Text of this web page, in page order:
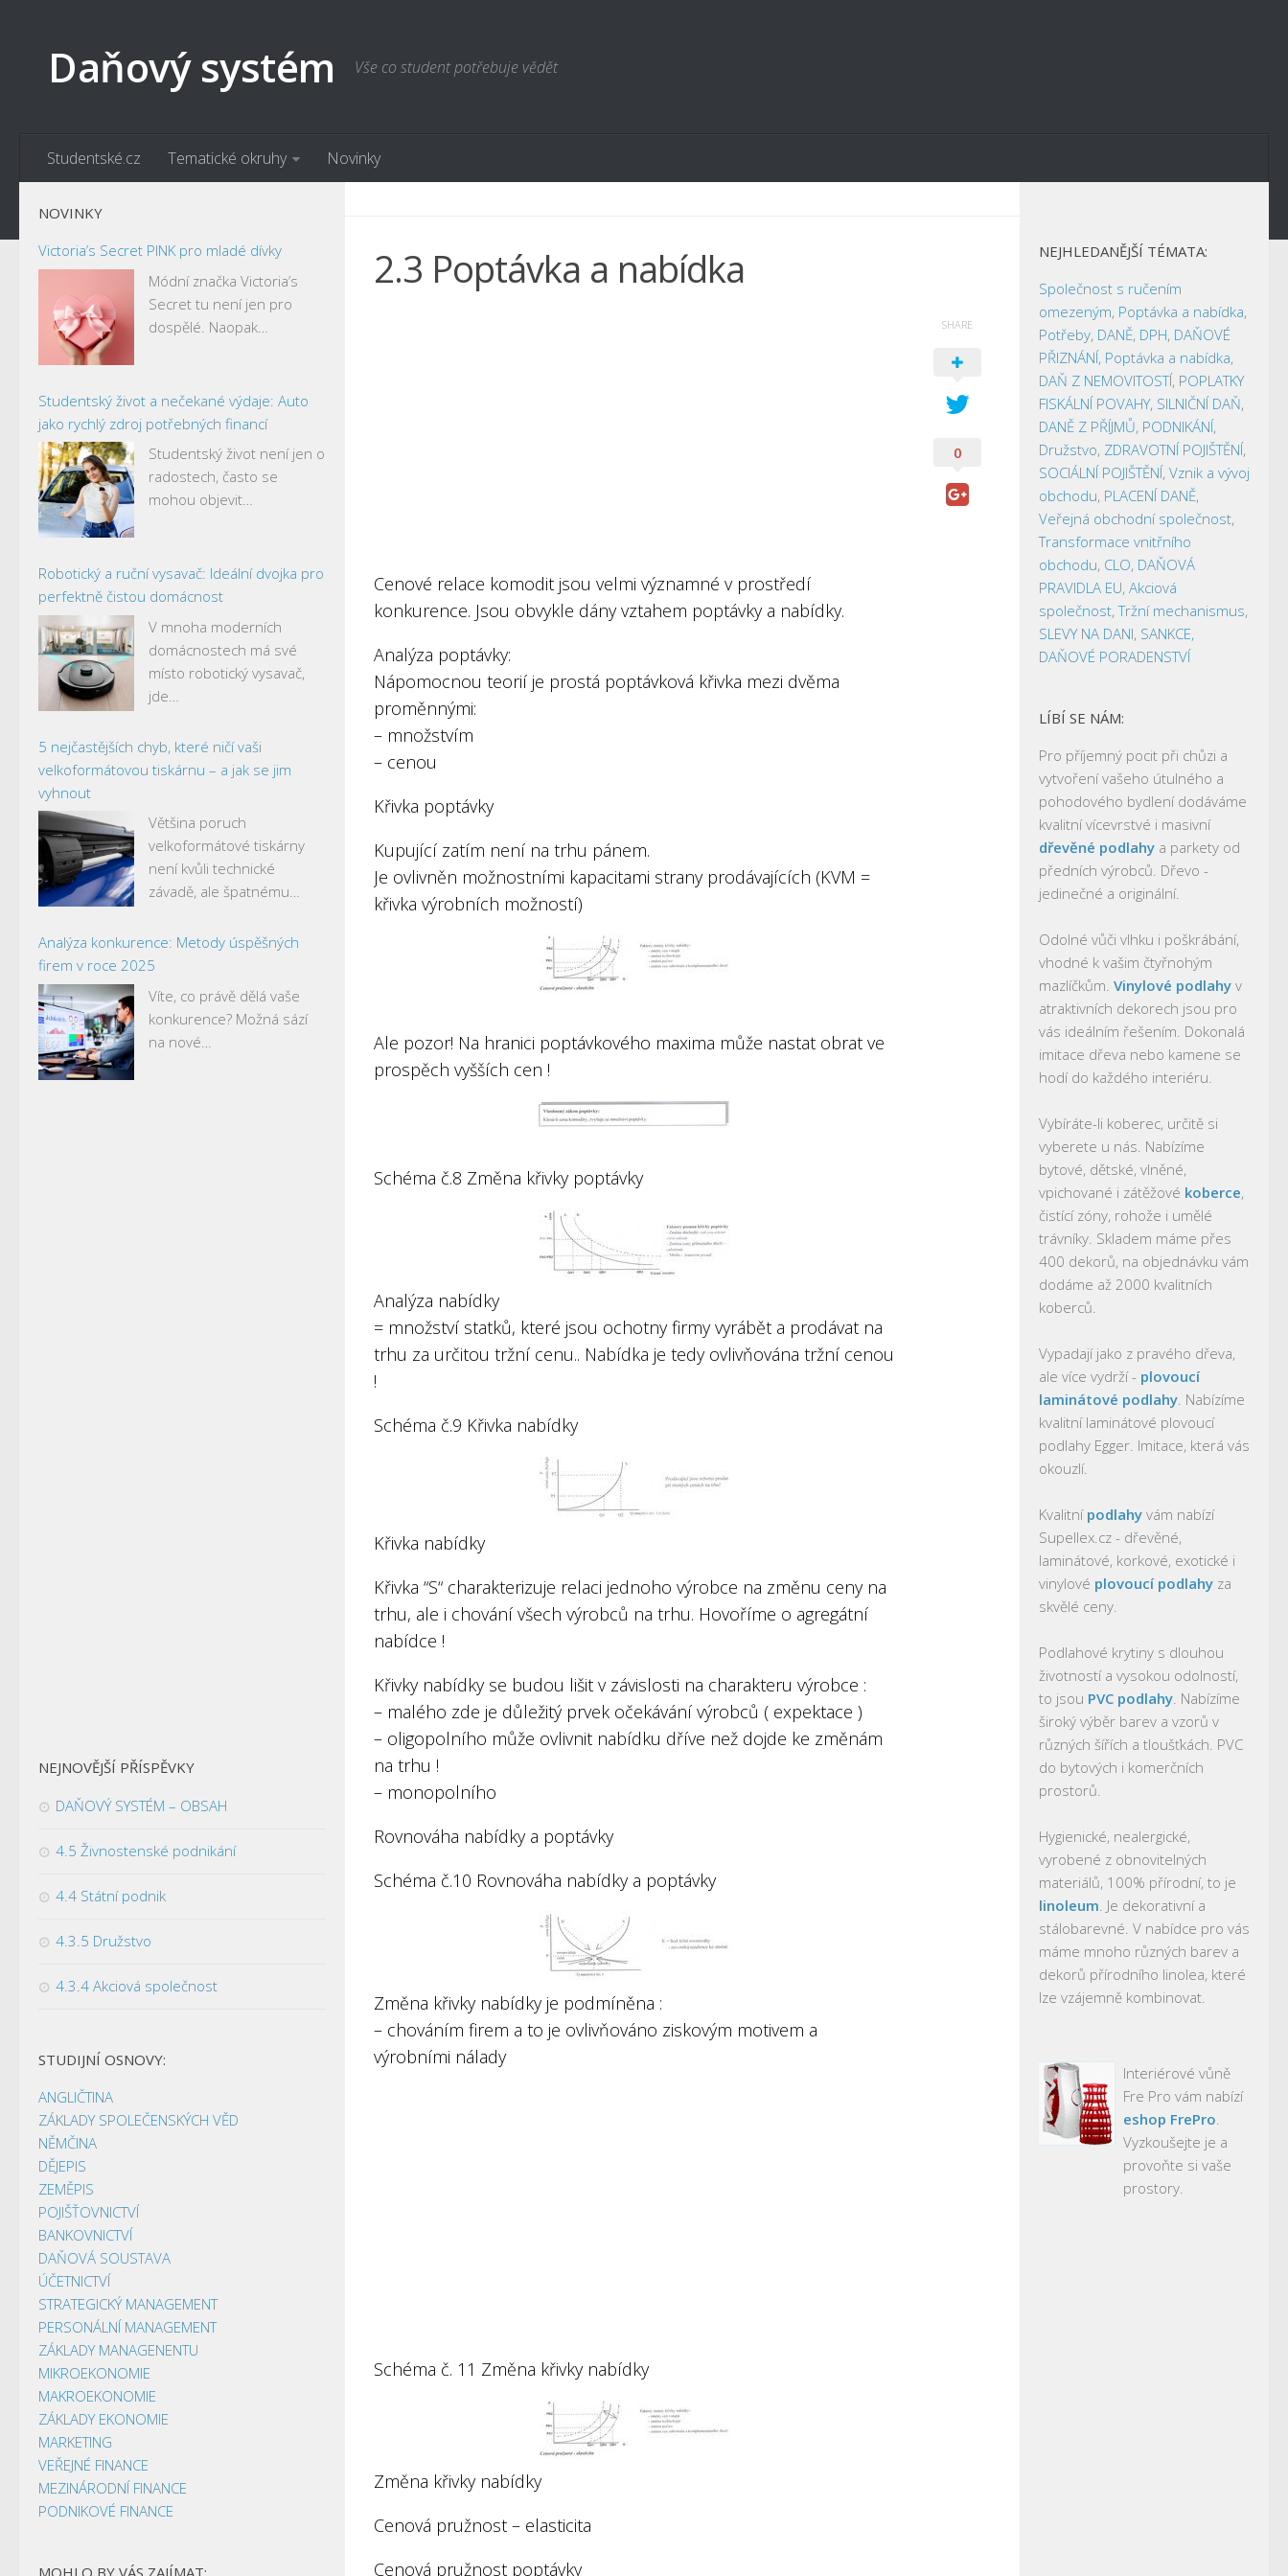
Daňový systém Vše co student potřebuje vědět
Studentské.cz Tematické okruhy Novinky
2.3 Poptávka a nabídka
Cenové relace komodit jsou velmi významné v prostředí
konkurence. Jsou obvykle dány vztahem poptávky a nabídky.
Analýza poptávky:
Nápomocnou teorií je prostá poptávková křivka mezi dvěma
proměnnými:
– množstvím
– cenou
Křivka poptávky
Kupující zatím není na trhu pánem.
Je ovlivněn možnostními kapacitami strany prodávajících (KVM =
křivka výrobních možností)
Ale pozor! Na hranici poptávkového maxima může nastat obrat ve
prospěch vyšších cen !
Schéma č.8 Změna křivky poptávky
Analýza nabídky
= množství statků, které jsou ochotny firmy vyrábět a prodávat na
trhu za určitou tržní cenu.. Nabídka je tedy ovlivňována tržní cenou
!
Schéma č.9 Křivka nabídky
Křivka nabídky
Křivka “S“ charakterizuje relaci jednoho výrobce na změnu ceny na
trhu, ale i chování všech výrobců na trhu. Hovoříme o agregátní
nabídce !
Křivky nabídky se budou lišit v závislosti na charakteru výrobce :
– malého zde je důležitý prvek očekávání výrobců ( expektace )
– oligopolního může ovlivnit nabídku dříve než dojde ke změnám
na trhu !
– monopolního
Rovnováha nabídky a poptávky
Schéma č.10 Rovnováha nabídky a poptávky
Změna křivky nabídky je podmíněna :
– chováním firem a to je ovlivňováno ziskovým motivem a
výrobními nálady
Schéma č. 11 Změna křivky nabídky
Změna křivky nabídky
Cenová pružnost – elasticita
Cenová pružnost poptávky
SHARE
0
NOVINKY
Victoria’s Secret PINK pro mladé dívky
Módní značka Victoria’s
Secret tu není jen pro
dospělé. Naopak…
Studentský život a nečekané výdaje: Auto
jako rychlý zdroj potřebných financí
Studentský život není jen o
radostech, často se
mohou objevit…
Robotický a ruční vysavač: Ideální dvojka pro
perfektně čistou domácnost
V mnoha moderních
domácnostech má své
místo robotický vysavač,
jde…
5 nejčastějších chyb, které ničí vaši
velkoformátovou tiskárnu – a jak se jim
vyhnout
Většina poruch
velkoformátové tiskárny
není kvůli technické
závadě, ale špatnému…
Analýza konkurence: Metody úspěšných
firem v roce 2025
Víte, co právě dělá vaše
konkurence? Možná sází
na nové…
NEJNOVĚJŠÍ PŘÍSPĚVKY
DAŇOVÝ SYSTÉM – OBSAH
4.5 Živnostenské podnikání
4.4 Státní podnik
4.3.5 Družstvo
4.3.4 Akciová společnost
STUDIJNÍ OSNOVY:
ANGLIČTINA
ZÁKLADY SPOLEČENSKÝCH VĚD
NĚMČINA
DĚJEPIS
ZEMĚPIS
POJIŠŤOVNICTVÍ
BANKOVNICTVÍ
DAŇOVÁ SOUSTAVA
ÚČETNICTVÍ
STRATEGICKÝ MANAGEMENT
PERSONÁLNÍ MANAGEMENT
ZÁKLADY MANAGENENTU
MIKROEKONOMIE
MAKROEKONOMIE
ZÁKLADY EKONOMIE
MARKETING
VEŘEJNÉ FINANCE
MEZINÁRODNÍ FINANCE
PODNIKOVÉ FINANCE
MOHLO BY VÁS ZAJÍMAT:
NEJHLEDANĚJŠÍ TÉMATA:
Společnost s ručením
omezeným, Poptávka a nabídka,
Potřeby, DANĚ, DPH, DAŇOVÉ
PŘIZNÁNÍ, Poptávka a nabídka,
DAŇ Z NEMOVITOSTÍ, POPLATKY
FISKÁLNÍ POVAHY, SILNIČNÍ DAŇ,
DANĚ Z PŘÍJMŮ, PODNIKÁNÍ,
Družstvo, ZDRAVOTNÍ POJIŠTĚNÍ,
SOCIÁLNÍ POJIŠTĚNÍ, Vznik a vývoj
obchodu, PLACENÍ DANĚ,
Veřejná obchodní společnost,
Transformace vnitřního
obchodu, CLO, DAŇOVÁ
PRAVIDLA EU, Akciová
společnost,Tržní mechanismus,
SLEVY NA DANI, SANKCE,
DAŇOVÉ PORADENSTVÍ
LÍBÍ SE NÁM:
Pro příjemný pocit při chůzi a
vytvoření vašeho útulného a
pohodového bydlení dodáváme
kvalitní vícevrstvé i masivní
dřevěné podlahy a parkety od
předních výrobců. Dřevo -
jedinečné a originální.
Odolné vůči vlhku i poškrábání,
vhodné k vašim čtyřnohým
mazlíčkům. Vinylové podlahy v
atraktivních dekorech jsou pro
vás ideálním řešením. Dokonalá
imitace dřeva nebo kamene se
hodí do každého interiéru.
Vybíráte-li koberec, určitě si
vyberete u nás. Nabízíme
bytové, dětské, vlněné,
vpichované i zátěžové koberce,
čistící zóny, rohože i umělé
trávníky. Skladem máme přes
400 dekorů, na objednávku vám
dodáme až 2000 kvalitních
koberců.
Vypadají jako z pravého dřeva,
ale více vydrží - plovoucí
laminátové podlahy. Nabízíme
kvalitní laminátové plovoucí
podlahy Egger. Imitace, která vás
okouzlí.
Kvalitní podlahy vám nabízí
Supellex.cz - dřevěné,
laminátové, korkové, exotické i
vinylové plovoucí podlahy za
skvělé ceny.
Podlahové krytiny s dlouhou
životností a vysokou odolností,
to jsou PVC podlahy. Nabízíme
široký výběr barev a vzorů v
různých šířích a tloušťkách. PVC
do bytových i komerčních
prostorů.
Hygienické, nealergické,
vyrobené z obnovitelných
materiálů, 100% přírodní, to je
linoleum. Je dekorativní a
stálobarevné. V nabídce pro vás
máme mnoho různých barev a
dekorů přírodního linolea, které
lze vzájemně kombinovat.
Interiérové vůně
Fre Pro vám nabízí
eshop FrePro.
Vyzkoušejte je a
provoňte si vaše
prostory.